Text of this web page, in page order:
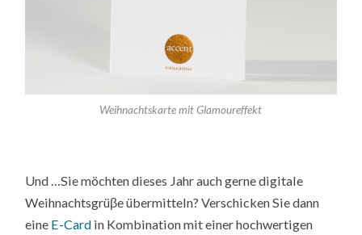
Weihnachtskarte mit Glamoureffekt
Und …Sie möchten dieses Jahr auch gerne digitale
Weihnachtsgrüβe übermitteln? Verschicken Sie dann
eine E-Card in Kombination mit einer hochwertigen